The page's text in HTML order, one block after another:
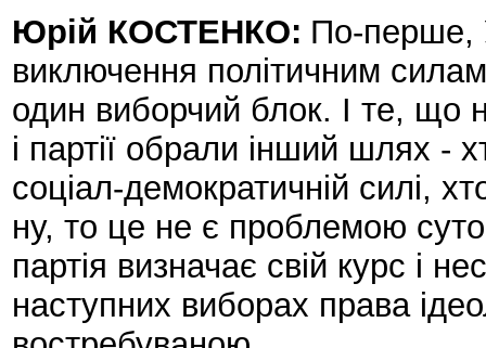
Юрій КОСТЕНКО: По-перше,
виключення політичним
один виборчий блок. І те, що
і партії обрали інший шлях -
соціал-демократичній силі,
ну, то це не є проблемою суто
партія визначає свій курс і
наступних виборах права